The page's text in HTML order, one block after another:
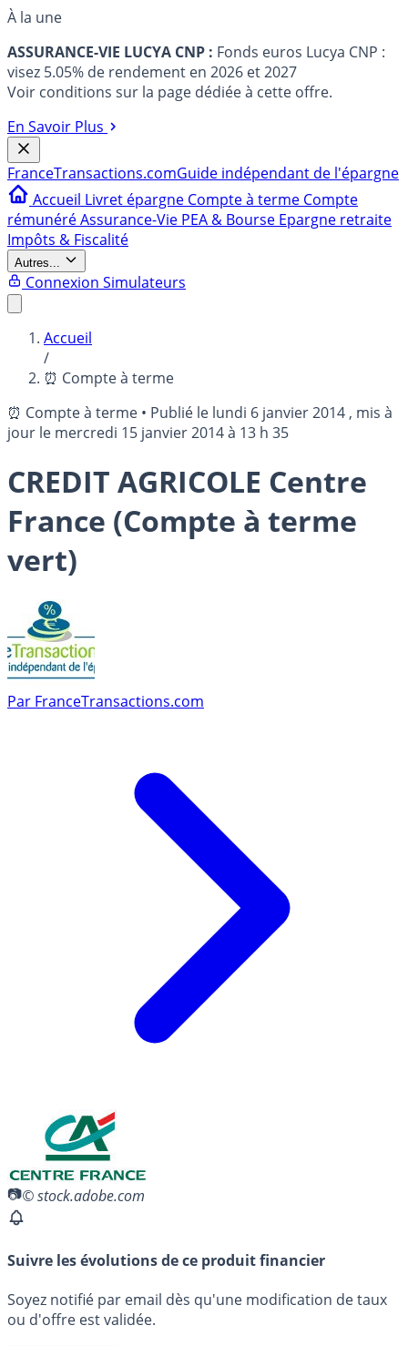
À la une
ASSURANCE-VIE LUCYA CNP : Fonds euros Lucya CNP :
visez 5.05% de rendement en 2026 et 2027
Voir conditions sur la page dédiée à cette offre.
En Savoir Plus
FranceTransactions.comGuide indépendant de l'épargne
Accueil Livret épargne Compte à terme Compte
rémunéréAssurance-Vie PEA & Bourse Epargne retraite
Impôts & Fiscalité
Autres...
Connexion Simulateurs
Accueil
/
⏰ Compte à terme
⏰ Compte à terme • Publié le lundi 6 janvier 2014 , mis à
jour le mercredi 15 janvier 2014 à 13 h 35
CREDIT AGRICOLE Centre
France (Compte à terme
vert)
Par FranceTransactions.com
© stock.adobe.com
Suivre les évolutions de ce produit financier
Soyez notifié par email dès qu'une modification de taux
ou d'offre est validée.